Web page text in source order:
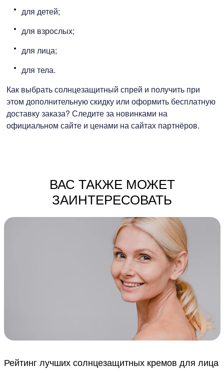
для детей;
для взрослых;
для лица;
для тела.
Как выбрать солнцезащитный спрей и получить при
этом дополнительную скидку или оформить бесплатную
доставку заказа? Следите за новинками на
официальном сайте и ценами на сайтах партнёров.
ВАС ТАКЖЕ МОЖЕТ
ЗАИНТЕРЕСОВАТЬ
Рейтинг лучших солнцезащитных кремов для лица